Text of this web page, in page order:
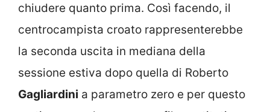
chiudere quanto prima. Così facendo, il
centrocampista croato rappresenterebbe
la seconda uscita in mediana della
sessione estiva dopo quella di Roberto
Gagliardini a parametro zero e per questo